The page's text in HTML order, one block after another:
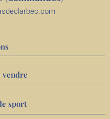
vendre
sport